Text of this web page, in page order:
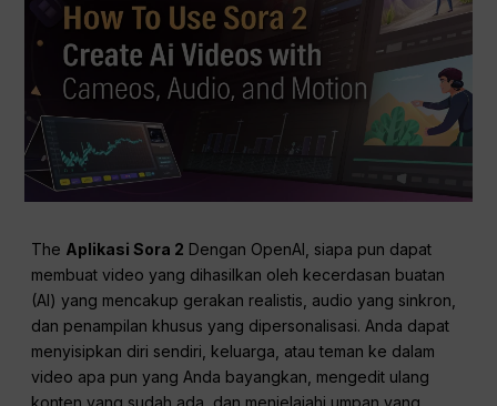
The Aplikasi Sora 2 Dengan OpenAI, siapa pun dapat
membuat video yang dihasilkan oleh kecerdasan buatan
(AI) yang mencakup gerakan realistis, audio yang sinkron,
dan penampilan khusus yang dipersonalisasi. Anda dapat
menyisipkan diri sendiri, keluarga, atau teman ke dalam
video apa pun yang Anda bayangkan, mengedit ulang
konten yang sudah ada, dan menjelajahi umpan yang